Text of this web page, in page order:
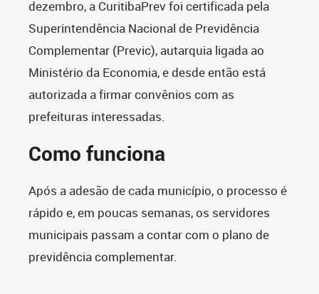
dezembro, a CuritibaPrev foi certificada pela
Superintendência Nacional de Previdência
Complementar (Previc), autarquia ligada ao
Ministério da Economia, e desde então está
autorizada a firmar convênios com as
prefeituras interessadas.
Como funciona
Após a adesão de cada município, o processo é
rápido e, em poucas semanas, os servidores
municipais passam a contar com o plano de
previdência complementar.